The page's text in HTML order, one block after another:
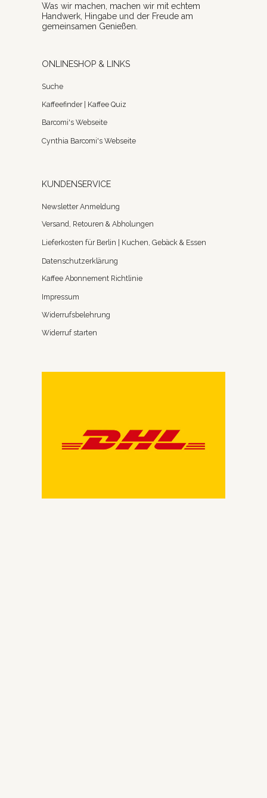
Was wir machen, machen wir mit echtem
Handwerk, Hingabe und der Freude am
gemeinsamen Genießen.
ONLINESHOP & LINKS
Suche
Kaffeefinder | Kaffee Quiz
Barcomi's Webseite
Cynthia Barcomi's Webseite
KUNDENSERVICE
Newsletter Anmeldung
Versand, Retouren & Abholungen
Lieferkosten für Berlin | Kuchen, Gebäck & Essen
Datenschutzerklärung
Kaffee Abonnement Richtlinie
Impressum
Widerrufsbelehrung
Widerruf starten